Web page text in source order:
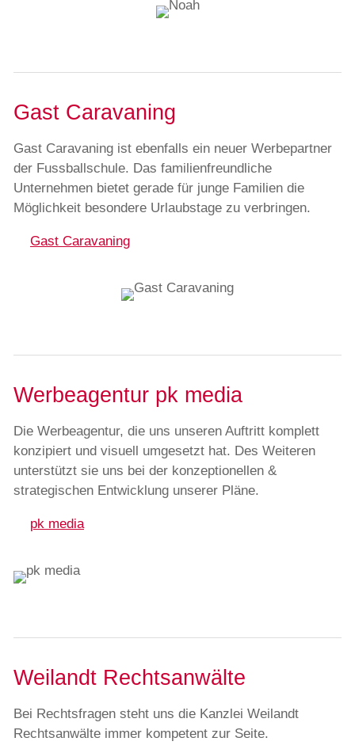
Gast Caravaning
Gast Caravaning ist ebenfalls ein neuer Werbepartner
der Fussballschule. Das familienfreundliche
Unternehmen bietet gerade für junge Familien die
Möglichkeit besondere Urlaubstage zu verbringen.
Gast Caravaning
Werbeagentur pk media
Die Werbeagentur, die uns unseren Auftritt komplett
konzipiert und visuell umgesetzt hat. Des Weiteren
unterstützt sie uns bei der konzeptionellen &
strategischen Entwicklung unserer Pläne.
pk media
Weilandt Rechtsanwälte
Bei Rechtsfragen steht uns die Kanzlei Weilandt
Rechtsanwälte immer kompetent zur Seite.